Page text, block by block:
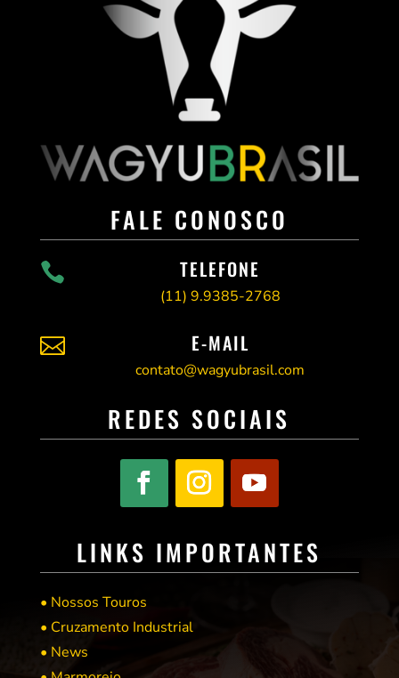
FALE CONOSCO
 TELEFONE
(11) 9.9385-2768
 E-MAIL
contato@wagyubrasil.com
REDES SOCIAIS
LINKS IMPORTANTES
• Nossos Touros
• Cruzamento Industrial
• News